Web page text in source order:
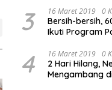
3 16 Maret 2019 0
Bersih-bersih,
Ikuti Program
4 16 Maret 2019 0
2 Hari Hilang,
Mengambang